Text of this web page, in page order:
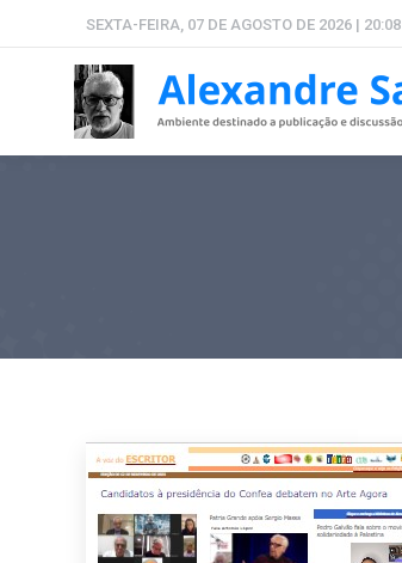
SEXTA-FEIRA, 07 DE AGOSTO DE 2026 | 20:08